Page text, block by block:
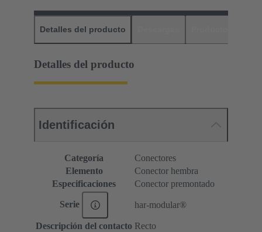
Detalles del producto
Detalles del producto
Identificación
Categoría
Conectores
Elemento
Conector hembra
Especificaciones
Conector premontado
Serie har-modular®
Descripción del contacto Recto